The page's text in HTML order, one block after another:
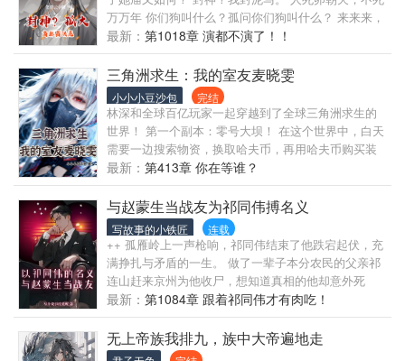
万万年 你们狗叫什么？孤问你们狗叫什么？ 来来来，
孤伸着脖子，给你们杀。 不爽？不爽就对了，孤没
爽，谁敢爽？ 看什么？你再看，孤也不能让你爽。 二
营长，你特娘的给老子开炮 二营长，嘿，你特娘的还
真是个人才，哈哈哈。
最新： 第1018章 演都不演了！！
三角洲求生：我的室友麦晓雯
小小小豆沙包 完结
林深和全球百亿玩家一起穿越到了全球三角洲求生的
世界！ 第一个副本：零号大坝！ 在这个世界中，白天
需要一边搜索物资，换取哈夫币，再用哈夫币购买装
备，升级宿舍，一边探索世界！ 而到了夜晚，则要在
宿舍中，抵御来自黑暗中的袭击。 哈夫克士兵、阿萨
拉士兵、尼罗鳄、僵尸、诡异…… 三角洲求生游戏危
机四伏，还好林深觉醒了SSS级天赋—— ！ 花费哈夫
币，可抽取角色一起求生。 每个角色卡，还会提供给
林深额外的专属技能！而养成抽到的角色、提升好感
度，更是可以升级技能。 第一个抽到的角色，正是前
世三角洲的万人迷——麦晓雯！ ！ 随着抽取到的角色
越来越多，这个世界恐怖的真相，也渐渐浮现在了林
深面前…… …… 麦晓雯：我叫麦晓雯，母胎单身二十
年，本来以为会一直这样，直到我被一个叫林深的男
最新： 第413章 你在等谁？
与赵蒙生当战友为祁同伟搏名义
写故事的小铁匠 连载
++ 孤雁岭上一声枪响，祁同伟结束了他跌宕起伏，充
满挣扎与矛盾的一生。 做了一辈子本分农民的父亲祁
连山赶来京州为他收尸，想知道真相的他却意外死
亡。 等祁连山醒来，已经回到了70年代末！ 抉择之
后，他放下了镰刀，扛起了枪，上了战场，和赵蒙生
做战友…… 十五年后。 侯亮平、钟小艾、陈海初出茅
庐，李达康、高育良平步青云，赵立春权势滔天，赵
最新： 第1084章 跟着祁同伟才有肉吃！
无上帝族我排九，族中大帝遍地走